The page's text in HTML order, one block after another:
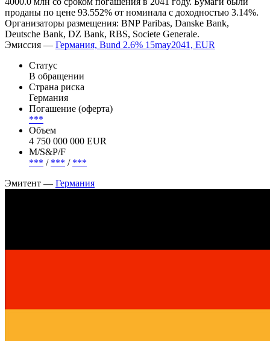
6 марта 2026 Cbonds
3 марта 2026 эмитент Германия разместил облигации
(DE000BU3F007) cо ставкой купона 2.6% на сумму EUR
4000.0 млн со сроком погашения в 2041 году. Бумаги были
Организаторы размещения: BNP Paribas, Danske Bank,
Deutsche Bank, DZ Bank, RBS, Societe Generale.
Эмиссия —Германия, Bund 2.6% 15may2041, EUR
Статус
В обращении
Страна риска
Германия
Погашение (оферта)
***
4 750 000 000 EUR